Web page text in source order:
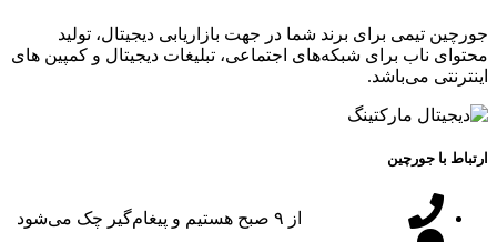
جورچین تیمی برای برند شما در جهت بازاریابی دیجیتال، تولید
محتوای ناب برای شبکه‌های اجتماعی، تبلیغات دیجیتال و کمپین های
اینترنتی می‌باشد.
ارتباط با جورچین
از ۹ صبح هستیم و پیغام‌گیر چک می‌شود